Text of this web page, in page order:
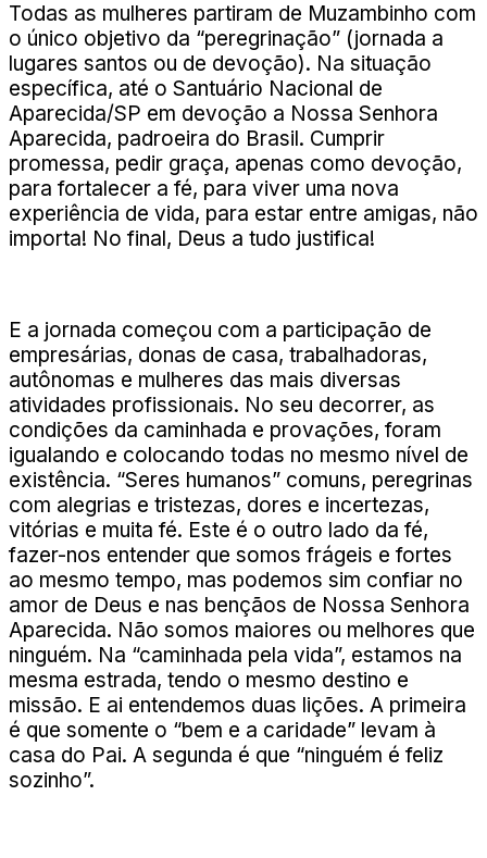
Todas as mulheres partiram de Muzambinho com
o único objetivo da “peregrinação” (jornada a
lugares santos ou de devoção). Na situação
específica, até o Santuário Nacional de
Aparecida/SP em devoção a Nossa Senhora
Aparecida, padroeira do Brasil. Cumprir
promessa, pedir graça, apenas como devoção,
para fortalecer a fé, para viver uma nova
experiência de vida, para estar entre amigas, não
importa! No final, Deus a tudo justifica!
E a jornada começou com a participação de
empresárias, donas de casa, trabalhadoras,
autônomas e mulheres das mais diversas
atividades profissionais. No seu decorrer, as
condições da caminhada e provações, foram
igualando e colocando todas no mesmo nível de
existência. “Seres humanos” comuns, peregrinas
com alegrias e tristezas, dores e incertezas,
vitórias e muita fé. Este é o outro lado da fé,
fazer-nos entender que somos frágeis e fortes
ao mesmo tempo, mas podemos sim confiar no
amor de Deus e nas bençãos de Nossa Senhora
Aparecida. Não somos maiores ou melhores que
ninguém. Na “caminhada pela vida”, estamos na
mesma estrada, tendo o mesmo destino e
missão. E ai entendemos duas lições. A primeira
é que somente o “bem e a caridade” levam à
casa do Pai. A segunda é que “ninguém é feliz
sozinho”.